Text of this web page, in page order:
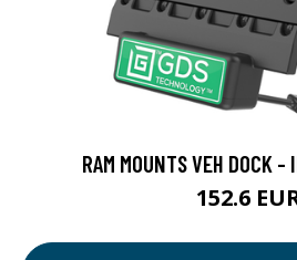
RAM MOUNTS VEH DOCK
152.6